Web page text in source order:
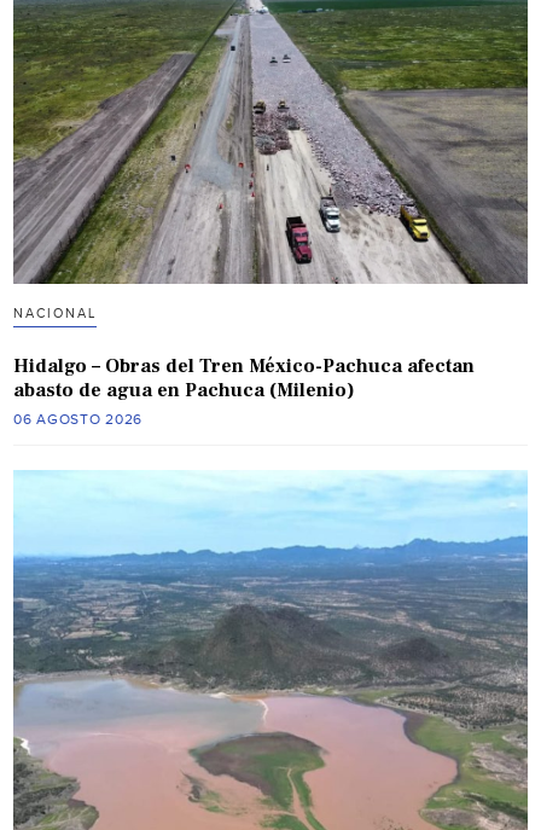
NACIONAL
Hidalgo – Obras del Tren México-Pachuca afectan
abasto de agua en Pachuca (Milenio)
06 AGOSTO 2026